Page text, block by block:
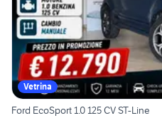
Vetrina
Ford EcoSport 1.0 125 CV ST-Line